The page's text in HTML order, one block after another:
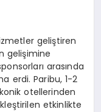
geliştiren
gelişimine
arasında
erdi. Paribu, 1-2
otellerinden
etkinlikte